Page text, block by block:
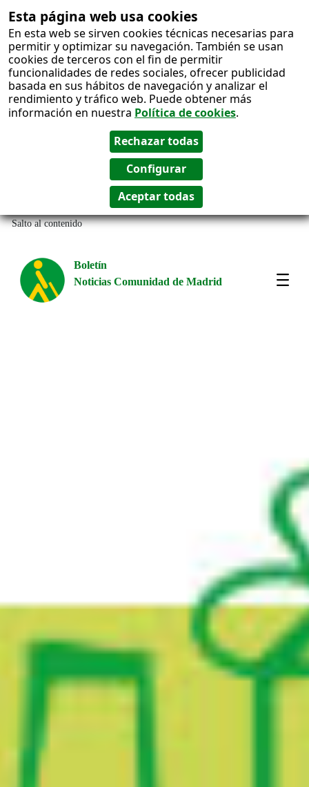
Esta página web usa cookies
En esta web se sirven cookies técnicas necesarias para
permitir y optimizar su navegación. También se usan
cookies de terceros con el fin de permitir
funcionalidades de redes sociales, ofrecer publicidad
basada en sus hábitos de navegación y analizar el
rendimiento y tráfico web. Puede obtener más
información en nuestra Política de cookies.
Salto al contenido
Boletín
Noticias Comunidad de Madrid